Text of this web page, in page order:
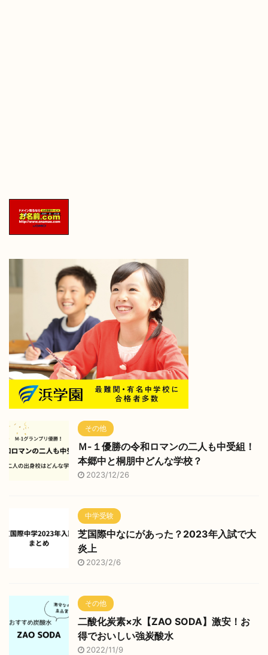
その他
Ｍ-１優勝の令和ロマンの二人も中受組！
本郷中と桐朋中どんな学校？
2023/12/26
中学受験
芝国際中なにがあった？2023年入試で大
炎上
2023/2/6
その他
二酸化炭素×水【ZAO SODA】激安！お
得でおいしい強炭酸水
2022/11/9